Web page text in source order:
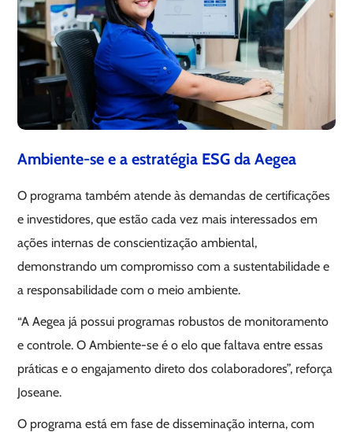
Ambiente-se e a estratégia ESG da Aegea
O programa também atende às demandas de certificações
e investidores, que estão cada vez mais interessados em
ações internas de conscientização ambiental,
demonstrando um compromisso com a sustentabilidade e
a responsabilidade com o meio ambiente.
“A Aegea já possui programas robustos de monitoramento
e controle. O Ambiente-se é o elo que faltava entre essas
práticas e o engajamento direto dos colaboradores”, reforça
Joseane.
O programa está em fase de disseminação interna, com